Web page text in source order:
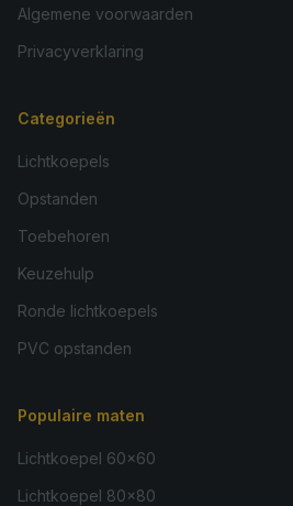
Algemene voorwaarden
Privacyverklaring
Categorieën
Lichtkoepels
Opstanden
Toebehoren
Keuzehulp
Ronde lichtkoepels
PVC opstanden
Populaire maten
Lichtkoepel 60×60
Lichtkoepel 80×80